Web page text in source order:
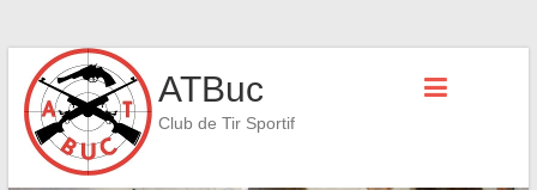
content
ATBuc
Club de Tir Sportif